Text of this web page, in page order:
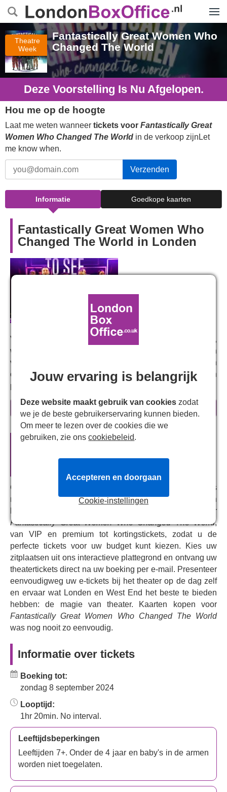
Theatre
Week
Fantastically Great Women Who
Changed The World
Deze Voorstelling Is Nu Afgelopen.
Hou me op de hoogte
Laat me weten wanneer tickets voor Fantastically Great
Women Who Changed The World in de verkoop zijnLet
me know when.
Verzenden
Informatie Goedkope kaarten
Fantastically Great Women Who
Changed The World in Londen
Van ontdekkingsreizigers tot kunstenaars,
wetenschappers tot geheim agenten: de verhalen van
vrouwen die onze wereld hebben gevormd, worden
opgevoerd met feelgoodmuziek en choreografie met een
popster-punch.
Sluit je aan bij Jade terwijl ze zich losmaakt van haar
groep en terechtkomt in de Gallery of Greatness, waar ze
de ongelooflijke wondervrouwen ontmoet: Frida Kahlo,
Rosa Parks, Marie Curie en Emmeline Pankhurst om er
Sky's Edge
, Gillian Lynne Theatre) en Miranda Cooper
verfilmen het bestsellerboek van Suffragette-familielid
Kate Pankhurst. Met muziek van Miranda Cooper en
Jennifer Decilveo en regie door Amy Hodge.
meer informatie
Officiële theatertickets voor
Ons centrale reserveringssysteem verbindt u rechtstreeks
met het kassasysteem van The Other Palace. Wij bieden
live en volledige beschikbaarheid van tickets voor
Fantastically Great Women Who Changed The World,
van VIP en premium tot kortingstickets, zodat u de
perfecte tickets voor uw budget kunt kiezen. Kies uw
zitplaatsen uit ons interactieve plattegrond en ontvang uw
theatertickets direct na uw boeking per e-mail. Presenteer
eenvoudigweg uw e-tickets bij het theater op de dag zelf
en ervaar wat Londen en West End het beste te bieden
hebben: de magie van theater. Kaarten kopen voor
Fantastically Great Women Who Changed The World
was nog nooit zo eenvoudig.
Informatie over tickets
Boeking tot:
zondag 8 september 2024
Looptijd:
1hr 20min. No interval.
Leeftijdsbeperkingen
Leeftijden 7+. Onder de 4 jaar en baby's in de armen
worden niet toegelaten.
Jouw ervaring is belangrijk
Deze website maakt gebruik van cookies zodat
we je de beste gebruikerservaring kunnen bieden.
Om meer te lezen over de cookies die we
gebruiken, zie onscookiebeleid.
Cookie-instellingen
Accepteren en doorgaan